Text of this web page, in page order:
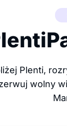
Plenti,
wolny